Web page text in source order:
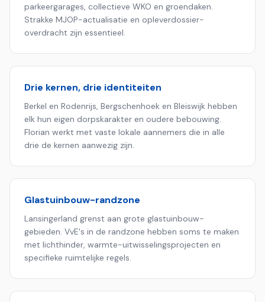
parkeergarages, collectieve WKO en groendaken.
Strakke MJOP-actualisatie en opleverdossier-
overdracht zijn essentieel.
Drie kernen, drie identiteiten
Berkel en Rodenrijs, Bergschenhoek en Bleiswijk hebben
elk hun eigen dorpskarakter en oudere bebouwing.
Florian werkt met vaste lokale aannemers die in alle
drie de kernen aanwezig zijn.
Glastuinbouw-randzone
Lansingerland grenst aan grote glastuinbouw-
gebieden. VvE's in de randzone hebben soms te maken
met lichthinder, warmte-uitwisselingsprojecten en
specifieke ruimtelijke regels.